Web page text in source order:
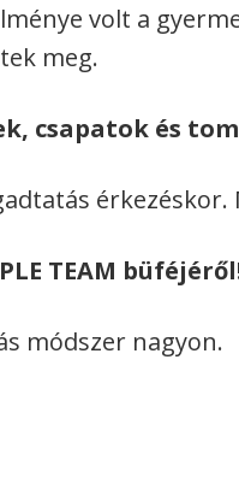
volt a
meg.
csapatok és
TEAM
módszer nagyon.